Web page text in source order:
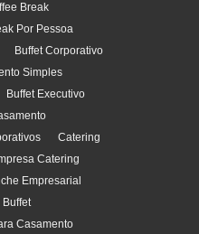
Break
Por Pessoa
Buffet Corporativo
Simples
Buffet Executivo
Catering
Catering
Empresarial
Buffet
Casamento